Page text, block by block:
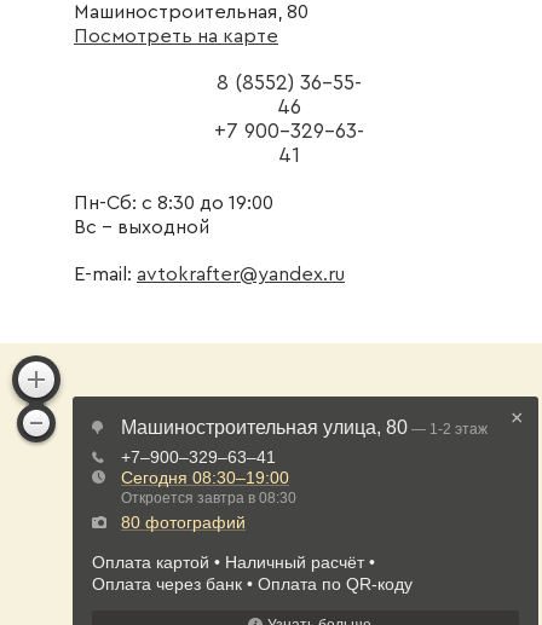
Машиностроительная, 80
Посмотреть на карте
8 (8552) 36-55-
46
+7 900-329-63-
41
Пн-Сб: с 8:30 до 19:00
Вс - выходной
E-mail: avtokrafter@yandex.ru